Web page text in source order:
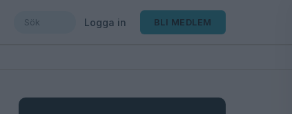
Logga in BLI MEDLEM